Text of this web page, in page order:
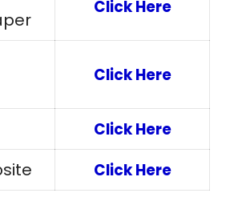
Click Here
Click Here
Click Here
Click Here